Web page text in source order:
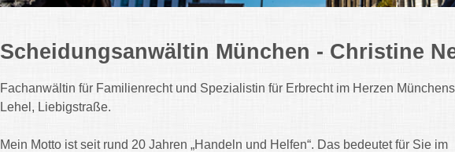
Scheidungsanwältin München - Christine
Fachanwältin für Familienrecht und Spezialistin für Erbrecht im Herzen
Lehel, Liebigstraße.
Mein Motto ist seit rund 20 Jahren „Handeln und Helfen“. Das bedeutet für Sie im